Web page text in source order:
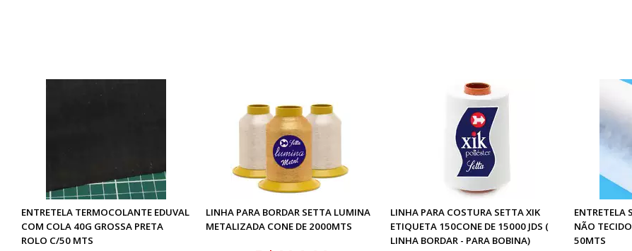
ENTRETELA TERMOCOLANTE EDUVAL
COM COLA 40G GROSSA PRETA
ROLO C/50 MTS
LINHA PARA BORDAR SETTA LUMINA
METALIZADA CONE DE 2000MTS
LINHA PARA COSTURA SETTA XIK
ETIQUETA 150CONE DE 15000 JDS (
LINHA BORDAR - PARA BOBINA)
ENTRETELA
NÃO
50MTS